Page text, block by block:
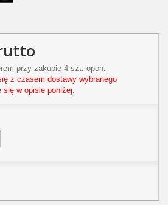
przy zakupie 4 szt. opon.
z czasem dostawy wybranego
się w opisie poniżej.